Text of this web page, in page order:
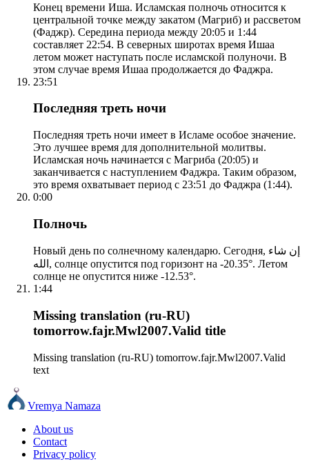
Конец времени Иша. Исламская полночь относится к
центральной точке между закатом (Магриб) и рассветом
(Фаджр). Середина периода между 20:05 и 1:44
составляет 22:54. В северных широтах время Ишаа
летом может наступать после исламской полуночи. В
этом случае время Ишаа продолжается до Фаджра.
23:51
Последняя треть ночи
Последняя треть ночи имеет в Исламе особое значение.
Это лучшее время для дополнительной молитвы.
Исламская ночь начинается с Магриба (20:05) и
заканчивается с наступлением Фаджра. Таким образом,
это время охватывает период с 23:51 до Фаджра (1:44).
0:00
Полночь
Новый день по солнечному календарю. Сегодня, إن شاء
الله, солнце опустится под горизонт на -20.35°. Летом
солнце не опустится ниже -12.53°.
1:44
Missing translation (ru-RU)
tomorrow.fajr.Mwl2007.Valid title
Missing translation (ru-RU) tomorrow.fajr.Mwl2007.Valid
text
Vremya Namaza
About us
Contact
Privacy policy